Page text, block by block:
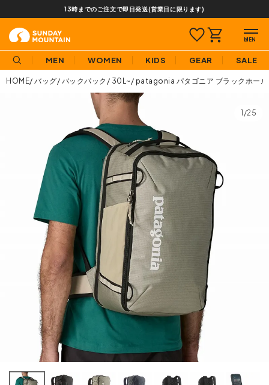
13時までのご注文で即日発送(営業日に限ります)
MEN WOMEN KIDS GEAR SALE
HOME バッグ バックパック 30L~ patagonia パタゴニア ブラックホー
1/25